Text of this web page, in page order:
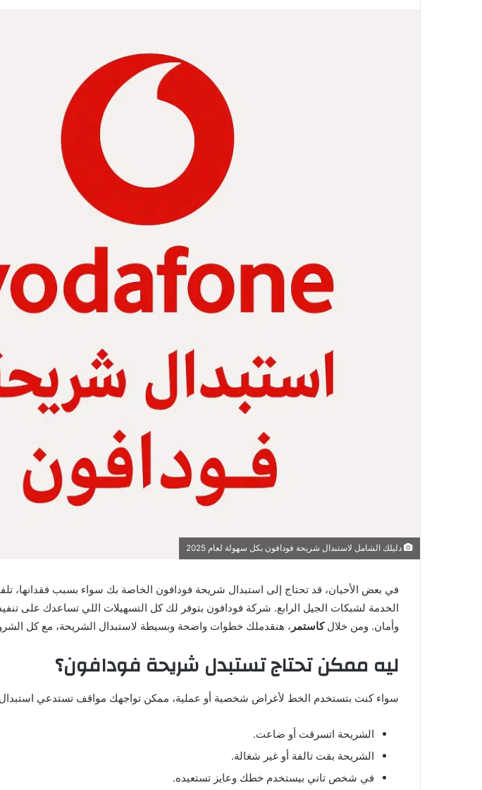
دليلك الشامل لاستبدال شريحة فودافون بكل سهولة لعام 2025
في بعض الأحيان، قد تحتاج إلى استبدال شريحة فودافون الخاصة بك سواء بسبب فقدانها،
الخدمة لشبكات الجيل الرابع. شركة فودافون بتوفر لك كل التسهيلات اللي تساعدك على
وأمان. ومن خلالكاستمر ، هنقدملك خطوات واضحة وبسيطة لاستبدال الشريحة، مع كل
ليه ممكن تحتاج تستبدل شريحة فودافون؟
سواء كنت بتستخدم الخط لأغراض شخصية أو عملية، ممكن تواجهك مواقف تستدعي
الشريحة اتسرقت أو ضاعت.
الشريحة بقت تالفة أو غير شغالة.
في شخص تاني بيستخدم خطك وعايز تستعيده.